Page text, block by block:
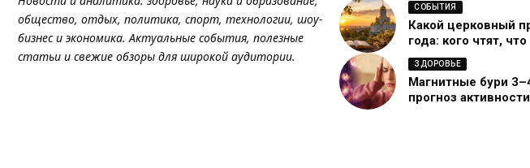
общество, отдых, политика, спорт, технологии, шоу-
бизнес и экономика. Актуальные события, полезные
статьи и свежие обзоры для широкой аудитории.
СОБЫТИЯ
Какой церковный
года: кого чтят,
ЗДОРОВЬЕ
Магнитные бури
прогноз